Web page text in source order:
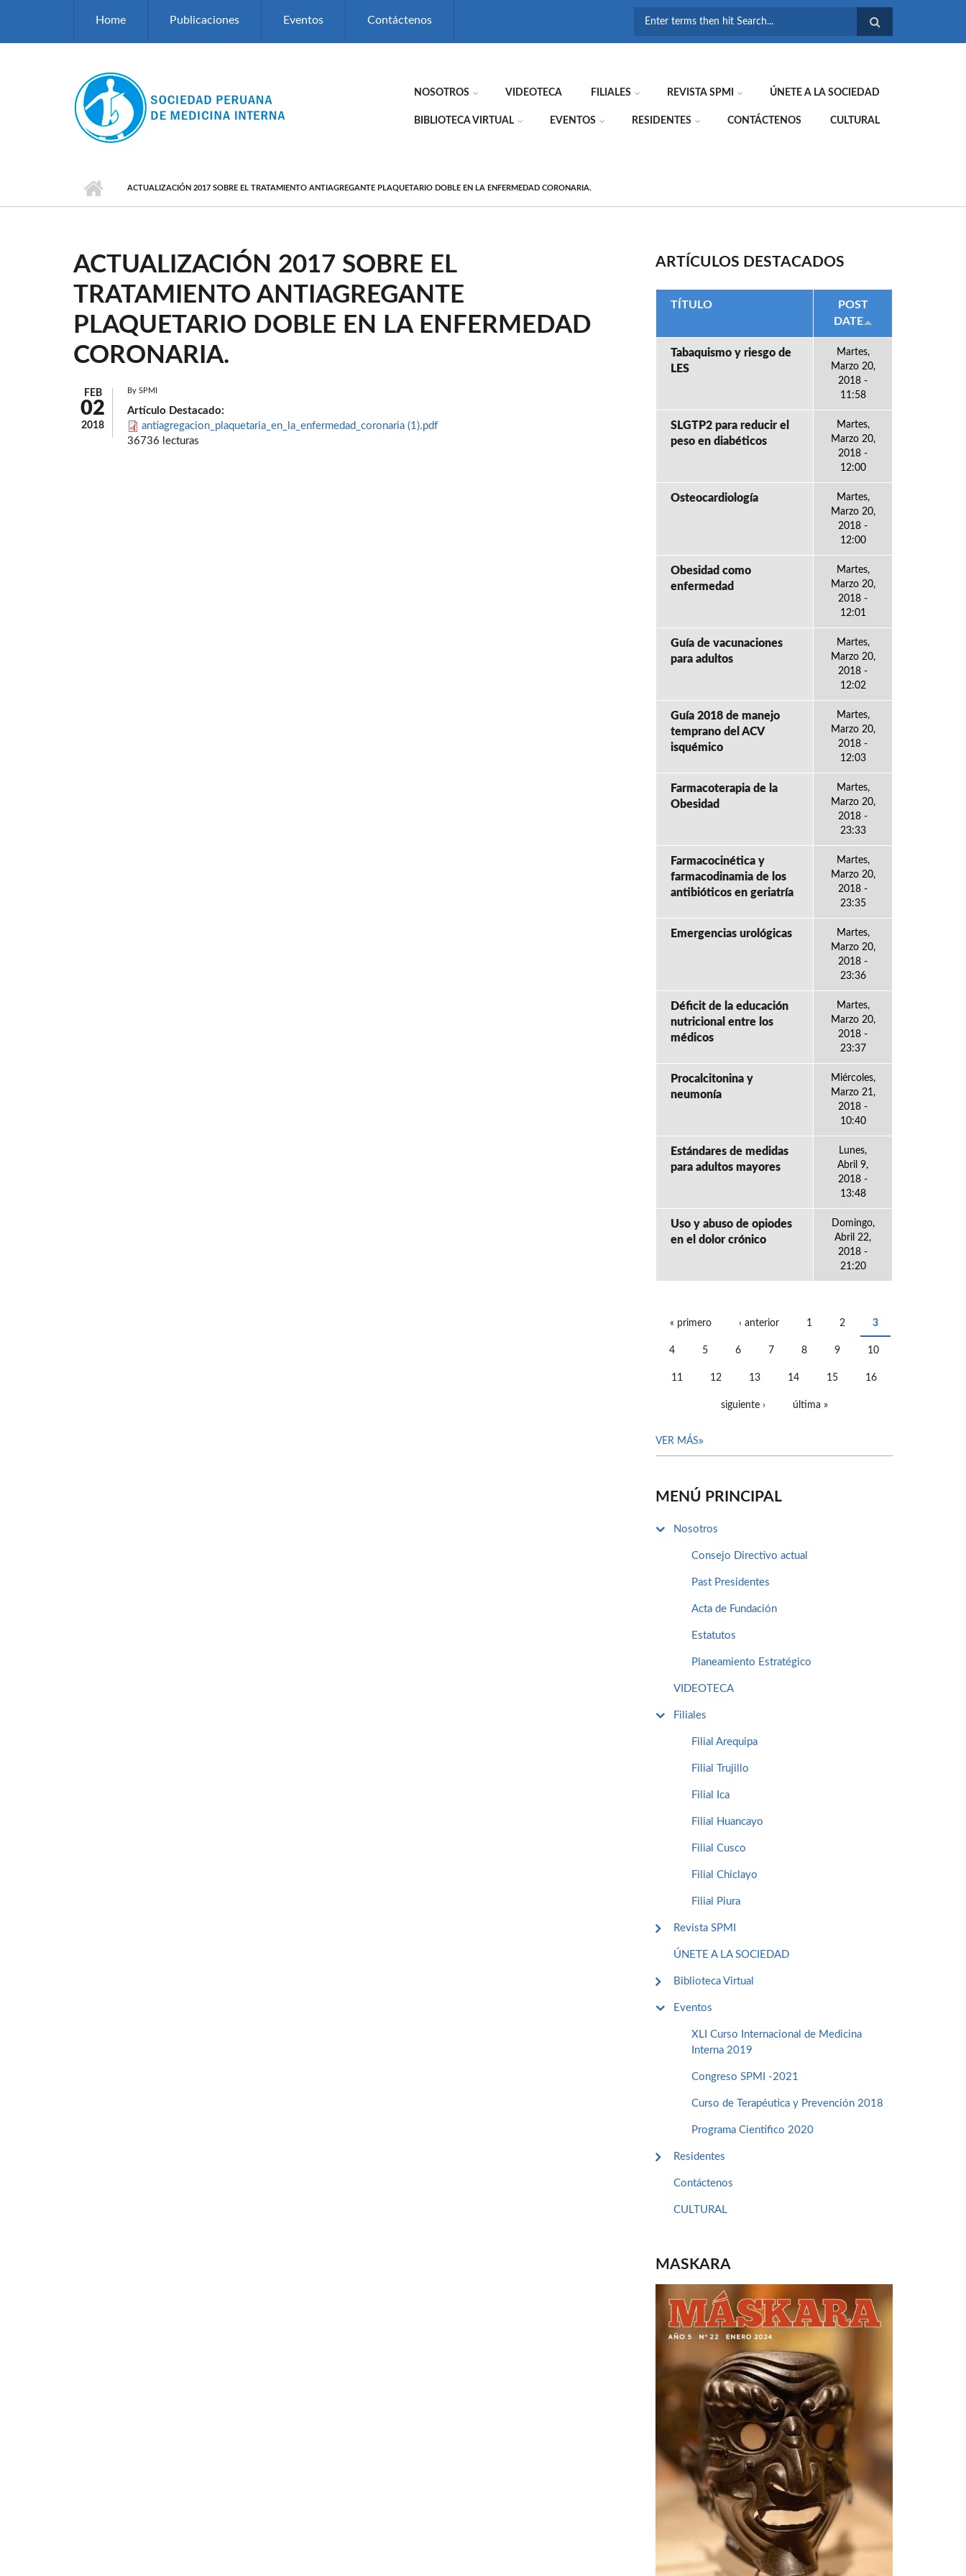
Home Publicaciones Eventos Contáctenos
NOSOTROS VIDEOTECA FILIALES REVISTA SPMI ÚNETE A LA SOCIEDAD
BIBLIOTECA VIRTUAL EVENTOS RESIDENTES CONTÁCTENOS CULTURAL
ACTUALIZACIÓN 2017 SOBRE EL TRATAMIENTO ANTIAGREGANTE PLAQUETARIO DOBLE EN LA ENFERMEDAD CORONARIA.
ACTUALIZACIÓN 2017 SOBRE EL
TRATAMIENTO ANTIAGREGANTE
PLAQUETARIO DOBLE EN LA ENFERMEDAD
CORONARIA.
FEB
02
2018
By SPMI
Artículo Destacado:
antiagregacion_plaquetaria_en_la_enfermedad_coronaria (1).pdf
36736 lecturas
ARTÍCULOS DESTACADOS
TÍTULO
POST
DATE
Tabaquismo y riesgo de
LES
Martes,
Marzo 20,
2018 -
11:58
SLGTP2 para reducir el
peso en diabéticos
Martes,
Marzo 20,
2018 -
12:00
Osteocardiología
Martes,
Marzo 20,
2018 -
12:00
Obesidad como
enfermedad
Martes,
Marzo 20,
2018 -
12:01
Guía de vacunaciones
para adultos
Martes,
Marzo 20,
2018 -
12:02
Guía 2018 de manejo
temprano del ACV
isquémico
Martes,
Marzo 20,
2018 -
12:03
Farmacoterapia de la
Obesidad
Martes,
Marzo 20,
2018 -
23:33
Farmacocinética y
farmacodinamia de los
antibióticos en geriatría
Martes,
Marzo 20,
2018 -
23:35
Emergencias urológicas
Martes,
Marzo 20,
2018 -
23:36
Déficit de la educación
nutricional entre los
médicos
Martes,
Marzo 20,
2018 -
23:37
Procalcitonina y
neumonía
Miércoles,
Marzo 21,
2018 -
10:40
Estándares de medidas
para adultos mayores
Lunes,
Abril 9,
2018 -
13:48
Uso y abuso de opiodes
en el dolor crónico
Domingo,
Abril 22,
2018 -
21:20
« primero ‹ anterior 1 2 3
4 5 6 7 8 9 10
11 12 13 14 15 16
siguiente › última »
VER MÁS
MENÚ PRINCIPAL
Nosotros
Consejo Directivo actual
Past Presidentes
Acta de Fundación
Estatutos
Planeamiento Estratégico
VIDEOTECA
Filiales
Filial Arequipa
Filial Trujillo
Filial Ica
Filial Huancayo
Filial Cusco
Filial Chiclayo
Filial Piura
Revista SPMI
ÚNETE A LA SOCIEDAD
Biblioteca Virtual
Eventos
XLI Curso Internacional de Medicina
Interna 2019
Congreso SPMI -2021
Curso de Terapéutica y Prevención 2018
Programa Cientifico 2020
Residentes
Contáctenos
CULTURAL
MASKARA